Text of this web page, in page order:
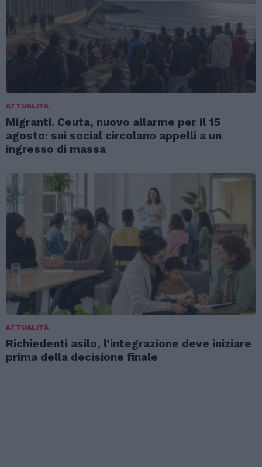
ATTUALITÀ
Migranti. Ceuta, nuovo allarme per il 15
agosto: sui social circolano appelli a un
ingresso di massa
ATTUALITÀ
Richiedenti asilo, l’integrazione deve iniziare
prima della decisione finale